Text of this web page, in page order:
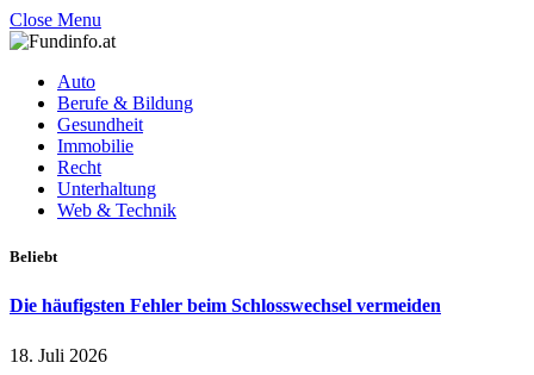
Close Menu
Auto
Berufe & Bildung
Gesundheit
Immobilie
Recht
Unterhaltung
Web & Technik
Beliebt
Die häufigsten Fehler beim Schlosswechsel vermeiden
18. Juli 2026